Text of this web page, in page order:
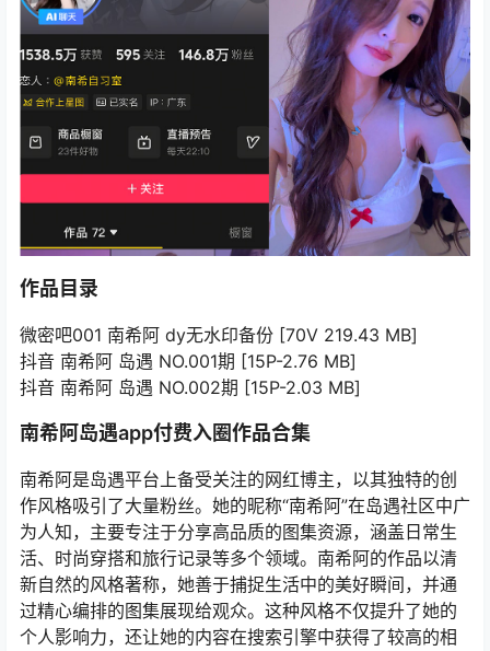
作品目录
微密吧001 南希阿 dy无水印备份 [70V 219.43 MB]
抖音 南希阿 岛遇 NO.001期 [15P-2.76 MB]
抖音 南希阿 岛遇 NO.002期 [15P-2.03 MB]
南希阿岛遇app付费入圈作品合集
南希阿是岛遇平台上备受关注的网红博主，以其独特的创
作风格吸引了大量粉丝。她的昵称“南希阿”在岛遇社区中广
为人知，主要专注于分享高品质的图集资源，涵盖日常生
活、时尚穿搭和旅行记录等多个领域。南希阿的作品以清
新自然的风格著称，她善于捕捉生活中的美好瞬间，并通
过精心编排的图集展现给观众。这种风格不仅提升了她的
个人影响力，还让她的内容在搜索引擎中获得了较高的相